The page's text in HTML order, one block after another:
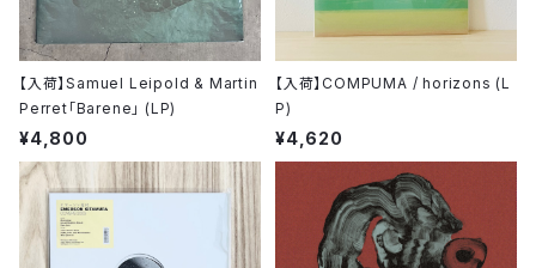
【入荷】Samuel Leipold & Martin
Perret「Barene」 (LP)
¥4,800
【入荷】COMPUMA / horizons (L
P)
¥4,620